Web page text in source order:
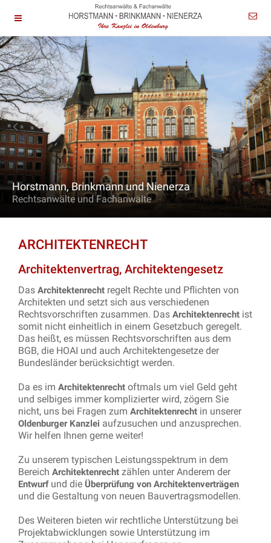
Horstmann, Brinkmann und Nienerza
Rechtsanwälte und Fachanwälte
ARCHITEKTENRECHT
Architektenvertrag, Architektengesetz
Das Architektenrecht regelt Rechte und Pflichten von
Architekten und setzt sich aus verschiedenen
Rechtsvorschriften zusammen. Das Architektenrecht ist
somit nicht einheitlich in einem Gesetzbuch geregelt.
Das heißt, es müssen Rechtsvorschriften aus dem
BGB, die HOAI und auch Architektengesetze der
Bundesländer berücksichtigt werden.
Da es im Architektenrecht oftmals um viel Geld geht
und selbiges immer komplizierter wird, zögern Sie
nicht, uns bei Fragen zum Architektenrecht in unserer
Oldenburger Kanzlei aufzusuchen und anzusprechen.
Wir helfen Ihnen gerne weiter!
Zu unserem typischen Leistungsspektrum in dem
Bereich Architektenrecht zählen unter Anderem der
Entwurfund die Überprüfung von Architektenverträgen
und die Gestaltung von neuen Bauvertragsmodellen.
Des Weiteren bieten wir rechtliche Unterstützung bei
Projektabwicklungen sowie Unterstützung im